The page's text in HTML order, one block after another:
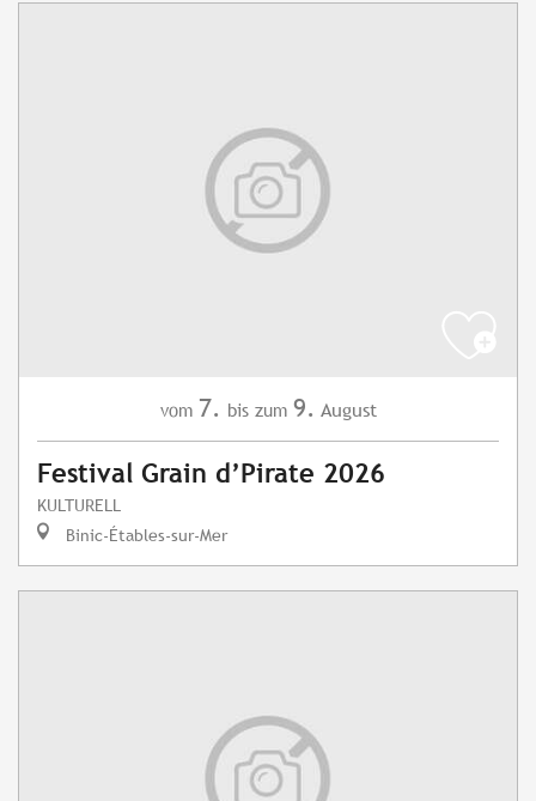
vom 7. bis zum 9. August
Festival Grain d’Pirate 2026
KULTURELL
Binic-Étables-sur-Mer